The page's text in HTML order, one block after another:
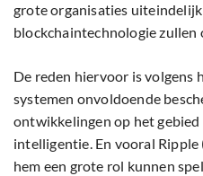
grote organisaties
blockchaintechnologie zullen
De reden hiervoor is volgens
systemen onvoldoende
ontwikkelingen op het
intelligentie. En vooral Ripple
hem een grote rol kunnen